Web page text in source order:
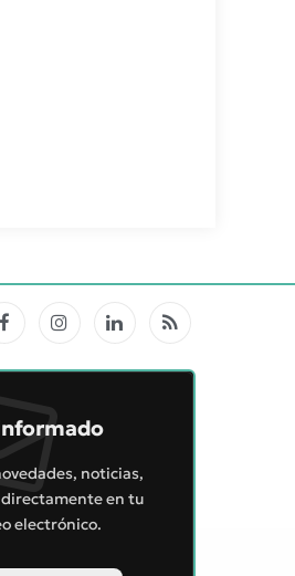
FacebookInstagramLinkedInRSS
noticias,
en tu
electrónico.